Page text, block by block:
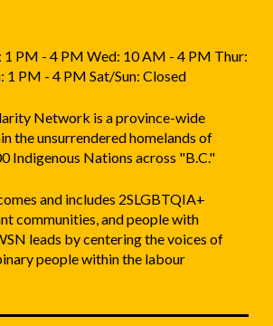
1 PM - 4 PM Wed: 10 AM - 4 PM Thur:
1 PM - 4 PM Sat/Sun: Closed
Network is a province-wide
the unsurrendered homelands of
Indigenous Nations across "B.C."
and includes 2SLGBTQIA+
communities, and people with
leads by centering the voices of
people within the labour